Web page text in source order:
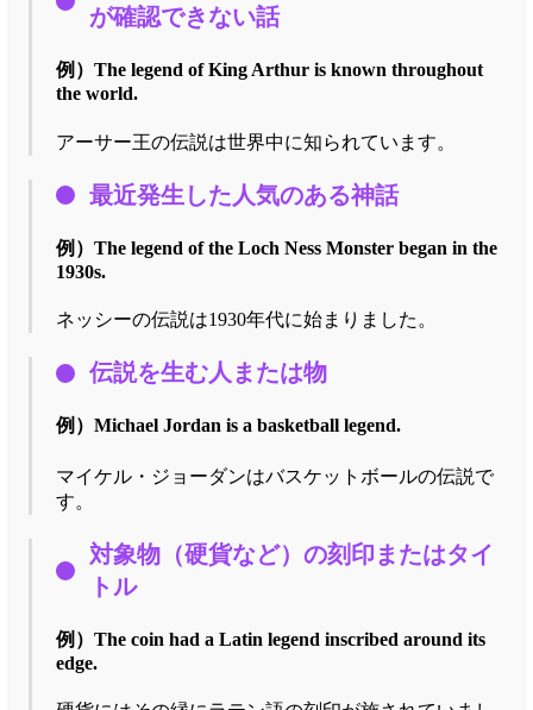
が確認できない話
例） The legend of King Arthur is known throughout
the world.
アーサー王の伝説は世界中に知られています。
最近発生した人気のある神話
例） The legend of the Loch Ness Monster began in the
1930s.
ネッシーの伝説は1930年代に始まりました。
伝説を生む人または物
例） Michael Jordan is a basketball legend.
マイケル・ジョーダンはバスケットボールの伝説で
す。
対象物（硬貨など）の刻印またはタイ
トル
例） The coin had a Latin legend inscribed around its
edge.